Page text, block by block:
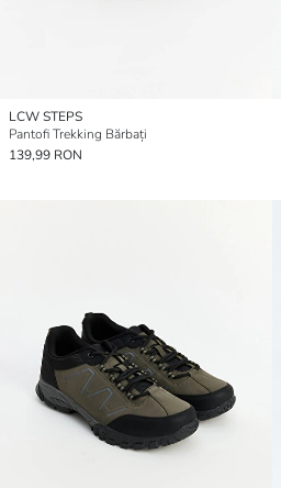
LCW STEPS
Pantofi Trekking Bărbați
139,99 RON